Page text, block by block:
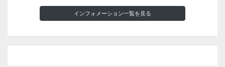
インフォメーション一覧を見る